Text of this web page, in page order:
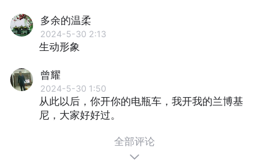
多余的温柔
2024-5-30 2:13
生动形象
曾耀
2024-5-30 1:50
从此以后，你开你的电瓶车，我开我的兰博基
尼，大家好好过。
全部评论